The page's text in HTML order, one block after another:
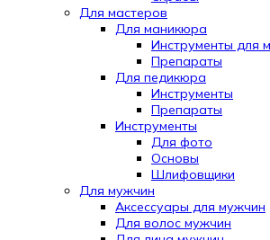
Для мастеров
Для маникюра
Инструменты для
Препараты
Для педикюра
Инструменты
Препараты
Инструменты
Для фото
Основы
Шлифовщики
Для мужчин
Аксессуары для мужчин
Для волос мужчин